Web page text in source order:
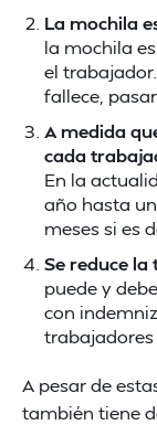
La mochila
la mochila
el
fallece,
A medida
cada
En la
año hasta
meses si es
Se reduce
puede y
con
trabajadores
A pesar de
también tiene